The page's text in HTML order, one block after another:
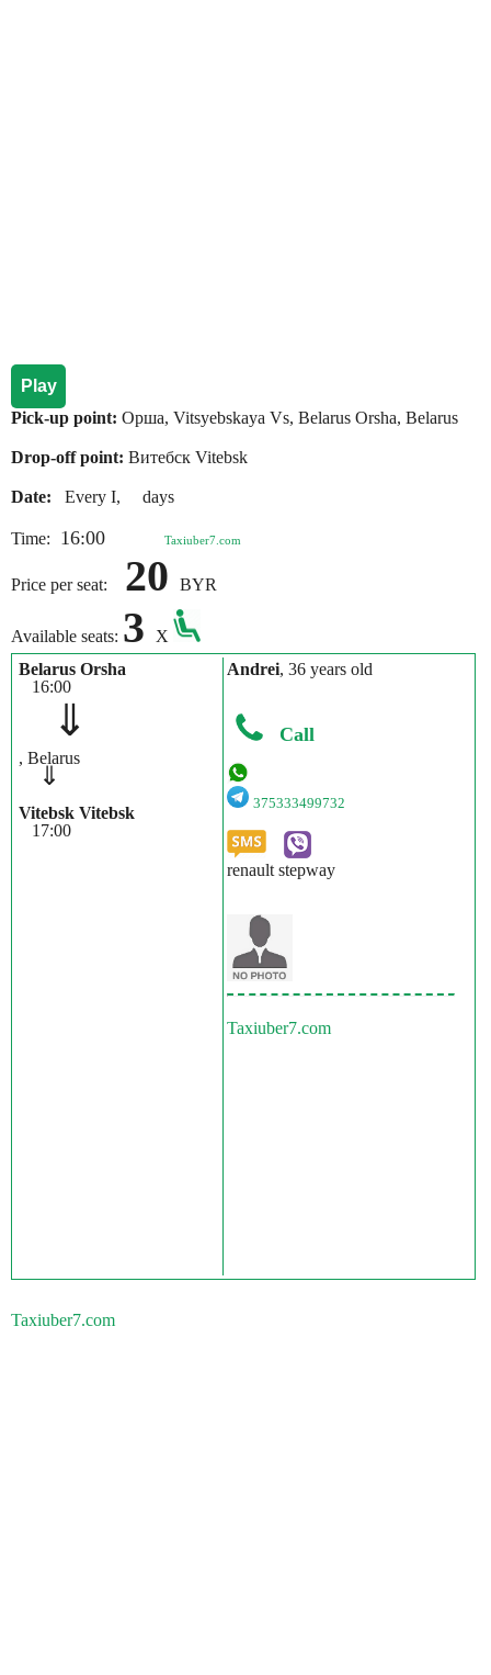
Play
Pick-up point: Орша, Vitsyebskaya Vs, Belarus Orsha, Belarus
Drop-off point: Витебск Vitebsk
Date: Every I, days
Time: 16:00 Taxiuber7.com
Price per seat: 20 BYR
Available seats: 3
X
Belarus Orsha
16:00
⇓
, Belarus
⇓
Vitebsk Vitebsk
17:00
Andrei, 36 years old
Call
375333499732
renault stepway
Taxiuber7.com
Taxiuber7.com